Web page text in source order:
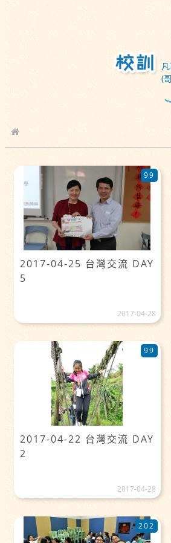
(
校園相簿
2017-04-25 台灣交流 DAY
5
99
2017-04-28
2017-04-22 台灣交流 DAY
2
99
2017-04-28
202